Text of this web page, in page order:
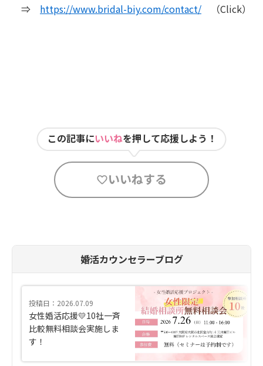
⇒ https://www.bridal-biy.com/contact/ （Click）
この記事にいいねを押して応援しよう！
いいねする
婚活カウンセラーブログ
投稿日：2026.07.09
女性婚活応援💛10社一斉
比較無料相談会実施しま
す！